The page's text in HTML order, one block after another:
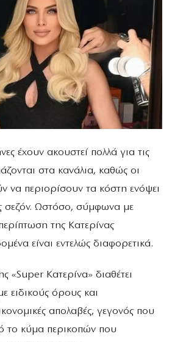
έχουν ακουστεί πολλά για τις
στα κανάλια, καθώς οι
να περιορίσουν τα κόστη ενόψει
σεζόν. Ωστόσο, σύμφωνα με
της Κατερίνας
είναι εντελώς διαφορετικά.
«Super Κατερίνα» διαθέτει
ειδικούς όρους και
απολαβές, γεγονός που
το κύμα περικοπών που